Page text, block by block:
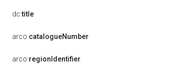
dc:title
arco:catalogueNumber
arco:regionIdentifier